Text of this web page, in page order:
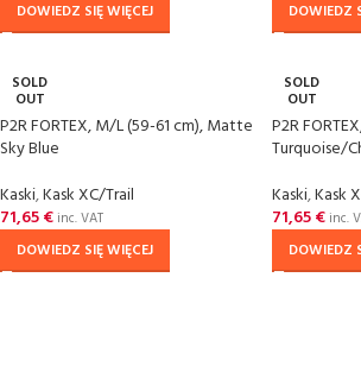
DOWIEDZ SIĘ WIĘCEJ DOWIEDZ
SOLD
OUT
P2R FORTEX, M/L (59-61 cm), Matte
Sky Blue
Kaski,Kask XC/Trail
71,65€ inc. VAT
DOWIEDZ SIĘ WIĘCEJ
SOLD
OUT
P2R
Turquoise/
Kaski,Kask
71,65€ inc.
DOWIEDZ